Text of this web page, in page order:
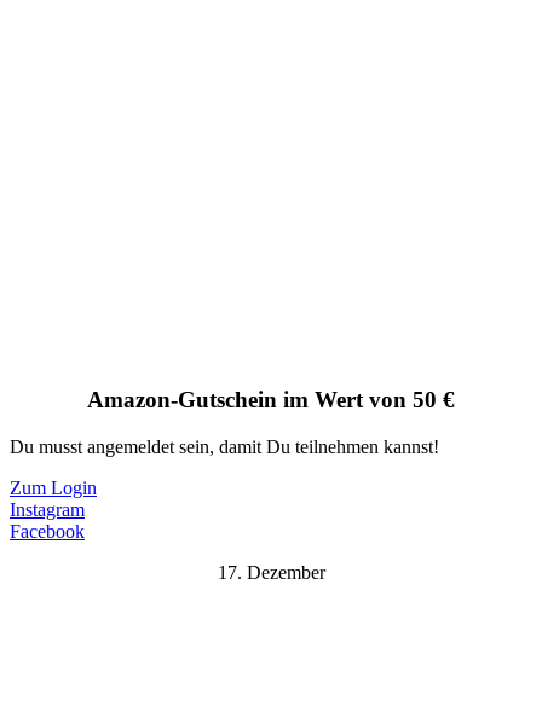
Amazon-Gutschein im Wert von 50 €
Du musst angemeldet sein, damit Du teilnehmen kannst!
Zum Login
Instagram
Facebook
17. Dezember